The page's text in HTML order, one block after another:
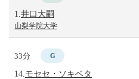
1. 井口大嗣
山梨学院大学
33分 G
14. モセセ・ソキベタ